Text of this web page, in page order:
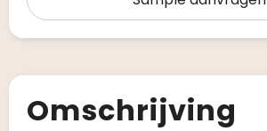
Omschrijving